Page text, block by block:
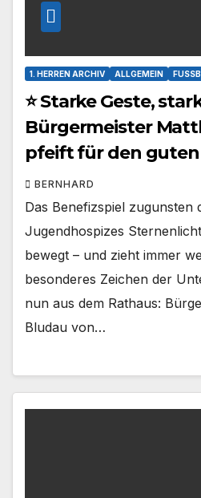
1. HERREN ARCHIV ALLGEMEIN
⭐ Starke Geste,
Bürgermeister
pfeift für den
BERNHARD
Das Benefizspiel zugunsten
Jugendhospizes
bewegt – und zieht immer
besonderes Zeichen der
nun aus dem Rathaus:
Bludau von…